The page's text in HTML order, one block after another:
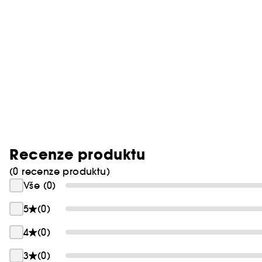
Recenze produktu
(0 recenze produktu)
Vše (0)
5
(0)
4
(0)
3
(0)